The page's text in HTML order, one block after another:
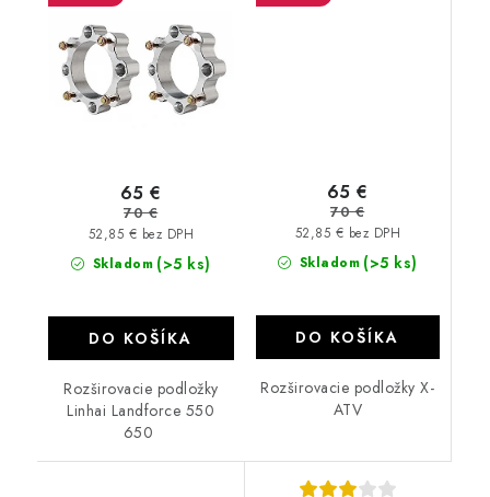
Skladom (>5 ks)
52,85 € bez DPH
65 €
70 €
DO KOŠÍKA
Rozširovacie podložky
Linhai Landforce 550
650
Skladom (>5 ks)
52,85 € bez DPH
65 €
70 €
DO KOŠÍKA
Rozširovacie podložky X-
ATV